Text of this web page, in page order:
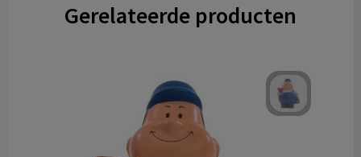
Gerelateerde producten